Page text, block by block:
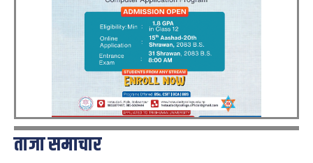
ताजा समाचार